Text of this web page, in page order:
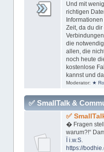
Und mit
richtigen
Zeit, da du
die
allen, die
noch heute
kostenlose
kannst und
Moderator: ★
✅ SmallTalk &
✅
� Fragen
warum?!“
Ï i.w.S.
https://